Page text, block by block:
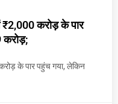
करोड़ के पार
करोड़;
के पार पहुंच गया, लेकिन